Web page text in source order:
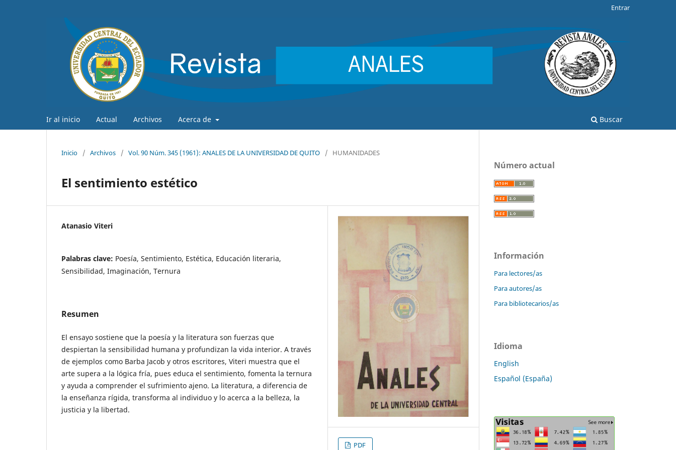
Ir al inicio Actual Archivos Acerca de Buscar
Entrar
Inicio / Archivos / Vol. 90 Núm. 345 (1961): ANALES DE LA UNIVERSIDAD DE QUITO / HUMANIDADES
El sentimiento estético
Atanasio Viteri
Palabras clave: Poesía, Sentimiento, Estética, Educación literaria,
Sensibilidad, Imaginación, Ternura
Resumen
El ensayo sostiene que la poesía y la literatura son fuerzas que
despiertan la sensibilidad humana y profundizan la vida interior. A través
de ejemplos como Barba Jacob y otros escritores, Viteri muestra que el
arte supera a la lógica fría, pues educa el sentimiento, fomenta la ternura
y ayuda a comprender el sufrimiento ajeno. La literatura, a diferencia de
la enseñanza rígida, transforma al individuo y lo acerca a la belleza, la
justicia y la libertad.
PDF
Número actual
Información
Para lectores/as
Para autores/as
Para bibliotecarios/as
Idioma
English
Español (España)